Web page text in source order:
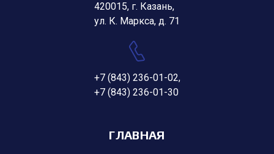
420015, г. Казань,
ул. К. Маркса, д. 71
+7 (843) 236-01-02,
+7 (843) 236-01-30
ГЛАВНАЯ